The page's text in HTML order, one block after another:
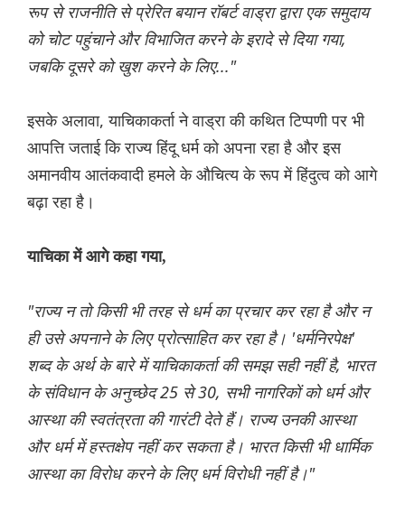
रूप से राजनीति से प्रेरित बयान रॉबर्ट वाड्रा द्वारा एक समुदाय
को चोट पहुंचाने और विभाजित करने के इरादे से दिया गया,
जबकि दूसरे को खुश करने के लिए..."
इसके अलावा, याचिकाकर्ता ने वाड्रा की कथित टिप्पणी पर भी
आपत्ति जताई कि राज्य हिंदू धर्म को अपना रहा है और इस
अमानवीय आतंकवादी हमले के औचित्य के रूप में हिंदुत्व को आगे
बढ़ा रहा है।
याचिका में आगे कहा गया,
"राज्य न तो किसी भी तरह से धर्म का प्रचार कर रहा है और न
ही उसे अपनाने के लिए प्रोत्साहित कर रहा है। 'धर्मनिरपेक्ष'
शब्द के अर्थ के बारे में याचिकाकर्ता की समझ सही नहीं है, भारत
के संविधान के अनुच्छेद 25 से 30, सभी नागरिकों को धर्म और
आस्था की स्वतंत्रता की गारंटी देते हैं। राज्य उनकी आस्था
और धर्म में हस्तक्षेप नहीं कर सकता है। भारत किसी भी धार्मिक
आस्था का विरोध करने के लिए धर्म विरोधी नहीं है।"